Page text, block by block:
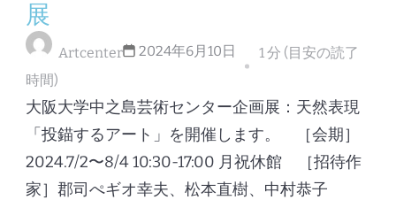
展
Artcenter 2024年6月10日
1 分 (目安の読了
時間)
大阪大学中之島芸術センター企画展：天然表現
「投錨するアート」を開催します。 ［会期］
2024.7/2〜8/4 10:30-17:00 月祝休館 ［招待作
家］郡司ぺギオ幸夫、松本直樹、中村恭子